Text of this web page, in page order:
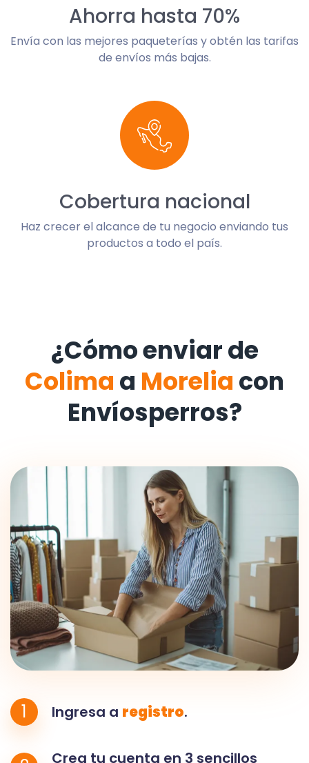
Ahorra hasta 70%
Envía con las mejores paqueterías y obtén las tarifas
de envíos más bajas.
Cobertura nacional
Haz crecer el alcance de tu negocio enviando tus
productos a todo el país.
¿Cómo enviar de
Colima a Morelia con
Envíosperros?
1 Ingresa a registro.
Crea tu cuenta en 3 sencillos